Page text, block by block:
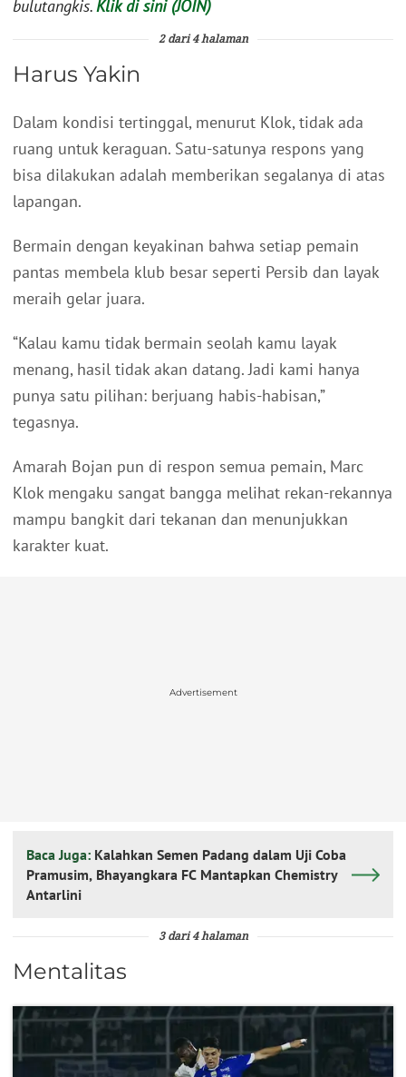
bulutangkis.Klik di sini (JOIN)
2 dari 4 halaman
Harus Yakin
Dalam kondisi tertinggal, menurut Klok, tidak ada
ruang untuk keraguan. Satu-satunya respons yang
bisa dilakukan adalah memberikan segalanya di atas
lapangan.
Bermain dengan keyakinan bahwa setiap pemain
pantas membela klub besar seperti Persib dan layak
meraih gelar juara.
“Kalau kamu tidak bermain seolah kamu layak
menang, hasil tidak akan datang. Jadi kami hanya
punya satu pilihan: berjuang habis-habisan,”
tegasnya.
Amarah Bojan pun di respon semua pemain, Marc
Klok mengaku sangat bangga melihat rekan-rekannya
mampu bangkit dari tekanan dan menunjukkan
karakter kuat.
Advertisement
Baca Juga: Kalahkan Semen Padang dalam Uji Coba
Pramusim, Bhayangkara FC Mantapkan Chemistry
Antarlini
3 dari 4 halaman
Mentalitas